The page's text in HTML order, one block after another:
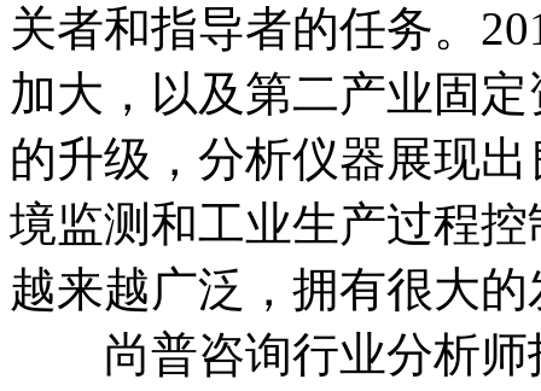
关者和指导者的任务。
加大，以及第二产业固
的升级，分析仪器展现
境监测和工业生产过程
越来越广泛，拥有很大
尚普咨询行业分析师